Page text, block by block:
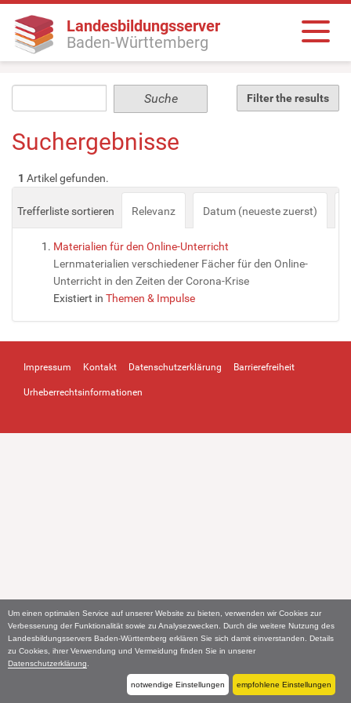
Um einen optimalen Service auf unserer Website zu bieten, verwenden wir Cookies zur
Verbesserung der Funktionalität sowie zu Analysezwecken. Durch die weitere Nutzung des
Landesbildungsservers Baden-Württemberg erklären Sie sich damit einverstanden. Details
zu Cookies, ihrer Verwendung und Vermeidung finden Sie in unserer
Datenschutzerklärung
notwendige Einstellungen empfohlene Einstellungen
Landesbildungsserver
Baden-Württemberg
Filter the results
Suchergebnisse
1 Artikel gefunden.
Trefferliste sortieren Relevanz Datum (neueste zuerst)
Materialien für den Online-Unterricht
Lernmaterialien verschiedener Fächer für den Online-
Unterricht in den Zeiten der Corona-Krise
Existiert in Themen & Impulse
Impressum Kontakt Datenschutzerklärung Barrierefreiheit
Urheberrechtsinformationen